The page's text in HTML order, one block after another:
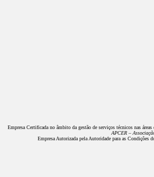
Empresa Certificada no âmbito da gestão de serviços técnicos nas
APCER –
Empresa Autorizada pela Autoridade para as Condições